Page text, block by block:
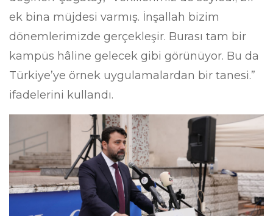
ek bina müjdesi varmış. İnşallah bizim
dönemlerimizde gerçekleşir. Burası tam bir
kampüs hâline gelecek gibi görünüyor. Bu da
Türkiye’ye örnek uygulamalardan bir tanesi.”
ifadelerini kullandı.